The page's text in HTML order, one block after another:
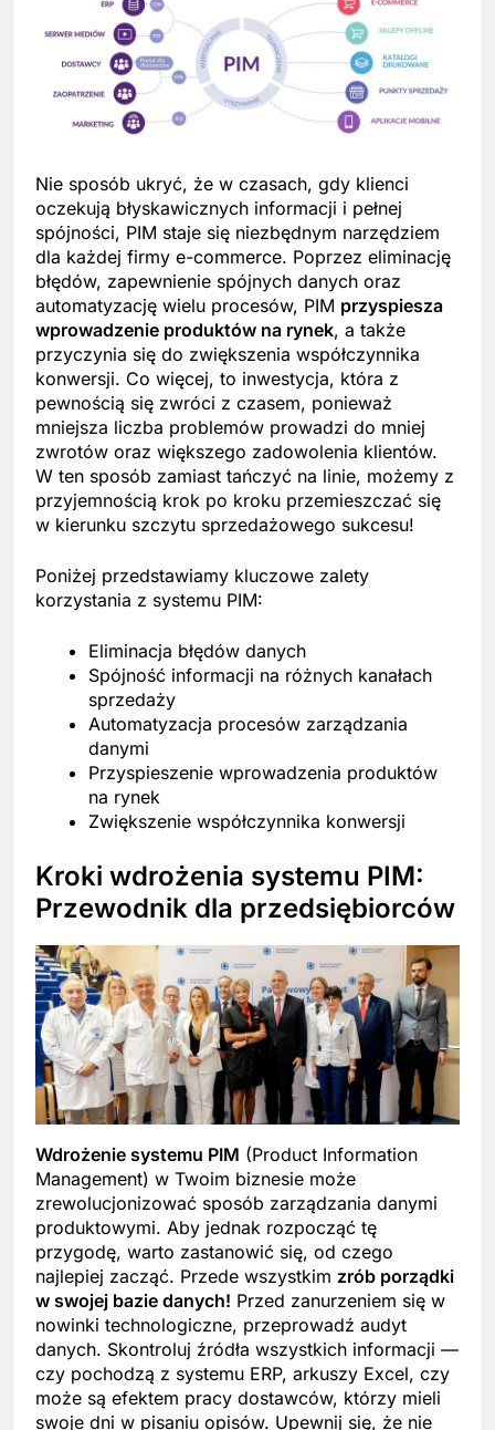
Nie sposób ukryć, że w czasach, gdy klienci
oczekują błyskawicznych informacji i pełnej
spójności, PIM staje się niezbędnym narzędziem
dla każdej firmy e-commerce. Poprzez eliminację
błędów, zapewnienie spójnych danych oraz
automatyzację wielu procesów, PIM przyspiesza
wprowadzenie produktów na rynek, a także
przyczynia się do zwiększenia współczynnika
konwersji. Co więcej, to inwestycja, która z
pewnością się zwróci z czasem, ponieważ
mniejsza liczba problemów prowadzi do mniej
zwrotów oraz większego zadowolenia klientów.
W ten sposób zamiast tańczyć na linie, możemy z
przyjemnością krok po kroku przemieszczać się
w kierunku szczytu sprzedażowego sukcesu!
Poniżej przedstawiamy kluczowe zalety
korzystania z systemu PIM:
Eliminacja błędów danych
Spójność informacji na różnych kanałach
sprzedaży
Automatyzacja procesów zarządzania
danymi
Przyspieszenie wprowadzenia produktów
na rynek
Zwiększenie współczynnika konwersji
Kroki wdrożenia systemu PIM:
Przewodnik dla przedsiębiorców
Wdrożenie systemu PIM (Product Information
Management) w Twoim biznesie może
zrewolucjonizować sposób zarządzania danymi
produktowymi. Aby jednak rozpocząć tę
przygodę, warto zastanowić się, od czego
najlepiej zacząć. Przede wszystkim zrób porządki
w swojej bazie danych! Przed zanurzeniem się w
nowinki technologiczne, przeprowadź audyt
danych. Skontroluj źródła wszystkich informacji —
czy pochodzą z systemu ERP, arkuszy Excel, czy
może są efektem pracy dostawców, którzy mieli
swoje dni w pisaniu opisów. Upewnij się, że nie